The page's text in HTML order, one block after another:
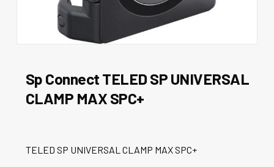
Sp Connect TELED SP UNIVERSAL
CLAMP MAX SPC+
TELED SP UNIVERSAL CLAMP MAX SPC+